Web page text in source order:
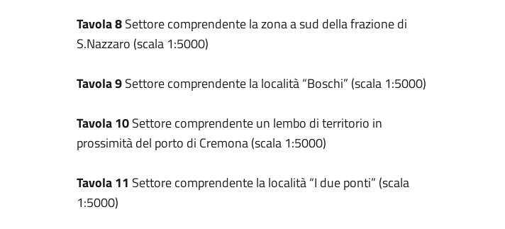
Tavola 8Settore comprendente la zona a sud della frazione di
S.Nazzaro (scala 1:5000)
Tavola 9Settore comprendente la località “Boschi” (scala 1:5000)
Tavola 10Settore comprendente un lembo di territorio in
prossimità del porto di Cremona (scala 1:5000)
Tavola 11 Settore comprendente la località “I due ponti” (scala
1:5000)